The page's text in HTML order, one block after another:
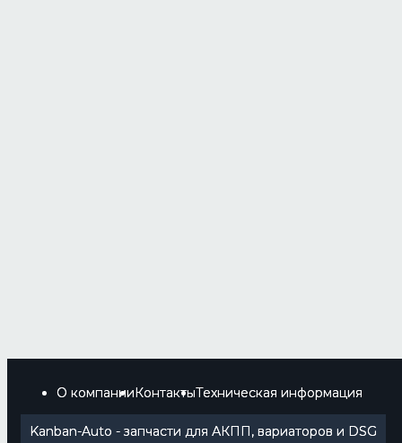
О компанииКонтактыТехническая информация
Kanban-Auto - запчасти для АКПП, вариаторов и DSG